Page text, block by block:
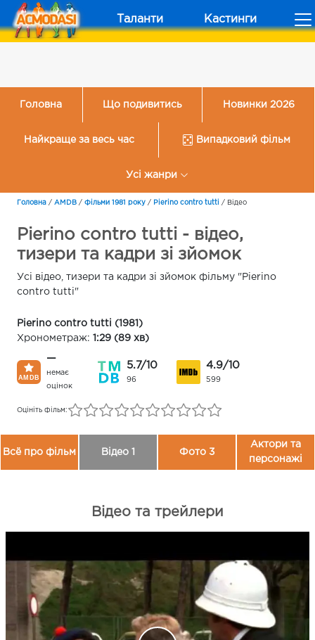
Таланти Кастинги
Головна Що подивитись Новинки 2026
Найкраще за весь час Випадковий фільм
Усі жанри
Головна / AMDB / Фільми 1981 року / Pierino contro tutti / Відео
Pierino contro tutti - відео,
тизери та кадри зі зйомок
Усі відео, тизери та кадри зі зйомок фільму "Pierino
contro tutti"
Pierino contro tutti (1981)
Хронометраж: 1:29 (89 хв)
—
немає
оцінок
5.7/10
96
4.9/10
599
Оцініть фільм:
Всё про фільм Відео 1 Фото 3
Актори та
персонажі
Відео та трейлери